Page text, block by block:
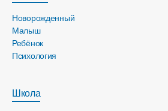
Новорожденный
Малыш
Ребёнок
Психология
Школа